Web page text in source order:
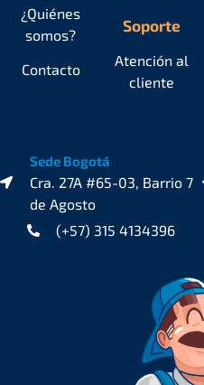
¿Quiénes
somos?
Contacto
Soporte
Atención al
cliente
Sede Bogotá
Cra. 27A #65-03, Barrio 7
de Agosto
(+57) 315 4134396